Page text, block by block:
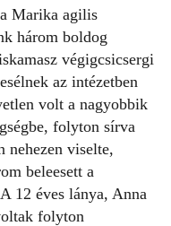
Marika agilis
három boldog
végigcsicsergi
az intézetben
volt a nagyobbik
folyton sírva
nehezen viselte,
beleesett a
A 12 éves lánya, Anna
folyton